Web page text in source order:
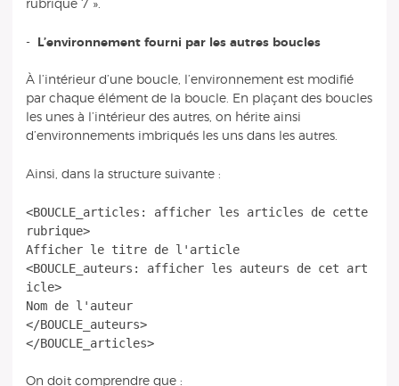
rubrique 7 ».
- L’environnement fourni par les autres boucles
À l’intérieur d’une boucle, l’environnement est modifié
par chaque élément de la boucle. En plaçant des boucles
les unes à l’intérieur des autres, on hérite ainsi
d’environnements imbriqués les uns dans les autres.
Ainsi, dans la structure suivante :
<BOUCLE_articles: afficher les articles de cette
rubrique>
Afficher le titre de l'article
<BOUCLE_auteurs: afficher les auteurs de cet art
icle>
Nom de l'auteur
</BOUCLE_auteurs>
</BOUCLE_articles>
On doit comprendre que :